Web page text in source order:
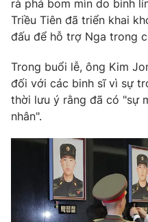
Video
VTV Sức khoẻ
VTV4
VTV9
rà phá bom mìn do binh
Triều Tiên đã triển khai
đấu để hỗ trợ Nga trong
Trong buổi lễ, ông Kim
đối với các binh sĩ vì sự
thời lưu ý rằng đã có "sự
nhân".